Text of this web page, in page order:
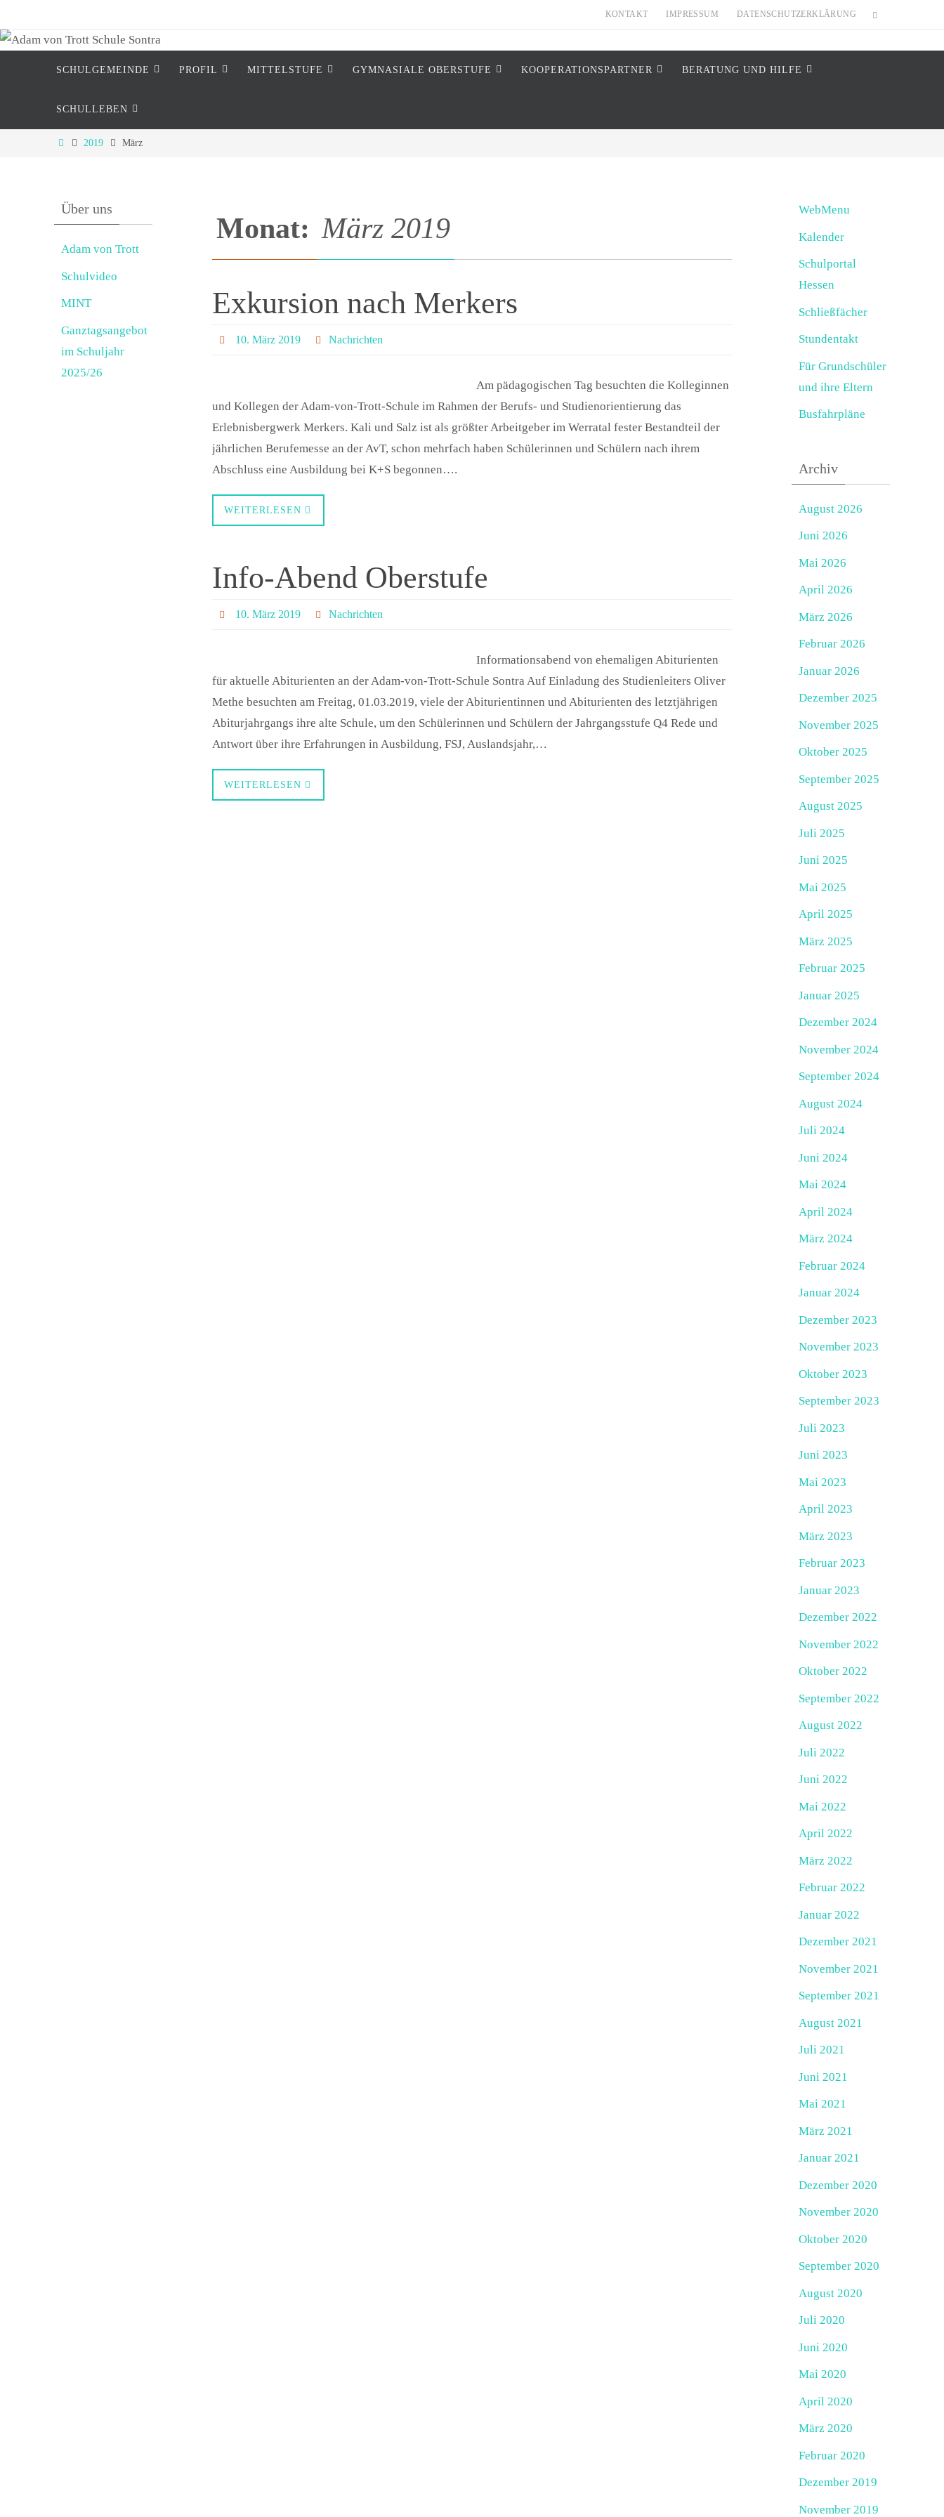
Inhalt
springen
KONTAKT IMPRESSUM DATENSCHUTZERKLÄRUNG
SCHULGEMEINDE PROFIL MITTELSTUFE GYMNASIALE OBERSTUFE KOOPERATIONSPARTNER BERATUNG UND HILFE
SCHULLEBEN
Start2019 März
Monat: März 2019
Exkursion nach Merkers
10. März 2019 Nachrichten
Am pädagogischen Tag besuchten die Kolleginnen
und Kollegen der Adam-von-Trott-Schule im Rahmen der Berufs- und Studienorientierung das
Erlebnisbergwerk Merkers. Kali und Salz ist als größter Arbeitgeber im Werratal fester Bestandteil der
jährlichen Berufemesse an der AvT, schon mehrfach haben Schülerinnen und Schülern nach ihrem
Abschluss eine Ausbildung bei K+S begonnen….
WEITERLESEN
Info-Abend Oberstufe
10. März 2019 Nachrichten
Informationsabend von ehemaligen Abiturienten
für aktuelle Abiturienten an der Adam-von-Trott-Schule Sontra Auf Einladung des Studienleiters Oliver
Methe besuchten am Freitag, 01.03.2019, viele der Abiturientinnen und Abiturienten des letztjährigen
Abiturjahrgangs ihre alte Schule, um den Schülerinnen und Schülern der Jahrgangsstufe Q4 Rede und
Antwort über ihre Erfahrungen in Ausbildung, FSJ, Auslandsjahr,…
WEITERLESEN
Über uns
Adam von Trott
Schulvideo
MINT
Ganztagsangebot
im Schuljahr
2025/26
WebMenu
Kalender
Schulportal
Hessen
Schließfächer
Stundentakt
Für Grundschüler
und ihre Eltern
Busfahrpläne
Archiv
August 2026
Juni 2026
Mai 2026
April 2026
März 2026
Februar 2026
Januar 2026
Dezember 2025
November 2025
Oktober 2025
September 2025
August 2025
Juli 2025
Juni 2025
Mai 2025
April 2025
März 2025
Februar 2025
Januar 2025
Dezember 2024
November 2024
September 2024
August 2024
Juli 2024
Juni 2024
Mai 2024
April 2024
März 2024
Februar 2024
Januar 2024
Dezember 2023
November 2023
Oktober 2023
September 2023
Juli 2023
Juni 2023
Mai 2023
April 2023
März 2023
Februar 2023
Januar 2023
Dezember 2022
November 2022
Oktober 2022
September 2022
August 2022
Juli 2022
Juni 2022
Mai 2022
April 2022
März 2022
Februar 2022
Januar 2022
Dezember 2021
November 2021
September 2021
August 2021
Juli 2021
Juni 2021
Mai 2021
März 2021
Januar 2021
Dezember 2020
November 2020
Oktober 2020
September 2020
August 2020
Juli 2020
Juni 2020
Mai 2020
April 2020
März 2020
Februar 2020
Dezember 2019
November 2019